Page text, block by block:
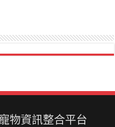
物資訊整合平台